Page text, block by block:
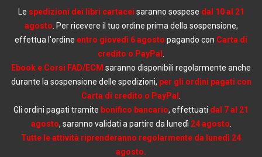
Le spedizioni dei libri cartacei saranno sospese dal 10 al 21
agosto . Per ricevere il tuo ordine prima della sospensione,
effettua l'ordine entro giovedì 6 agosto pagando con Carta di
credito o PayPal
Ebook e Corsi FAD/ECM saranno disponibili regolarmente anche
durante la sospensione delle spedizioni, per gli ordini pagati con
Carta di credito o PayPal
Gli ordini pagati tramite bonifico bancario, effettuati dal 7 al 21
agosto, saranno validati a partire da lunedì 24 agosto
Tutte le attività riprenderanno regolarmente da lunedì 24
agosto.